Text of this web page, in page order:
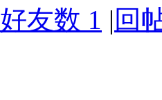
好友数 1 | 回